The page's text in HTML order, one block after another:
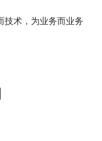
术，为业务而业务